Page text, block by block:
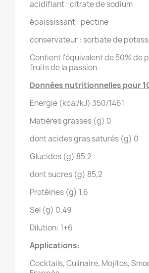
acidifiant : citrate de sodium
épaississant : pectine
conservateur : sorbate de
Contient l'équivalent de 50% de
fruits de la passion.
Données nutritionnelles pour
Energie (kcal/kJ) 350/1461
Matières grasses (g) 0
dont acides gras saturés (g) 0
Glucides (g) 85,2
dont sucres (g) 85,2
Protéines (g) 1,6
Sel (g) 0,49
Dilution: 1+6
Applications:
Cocktails, Culinaire, Mojitos,